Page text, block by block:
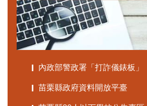
內政部警政署「打詐儀錶板」
苗栗縣政府資料開放平臺